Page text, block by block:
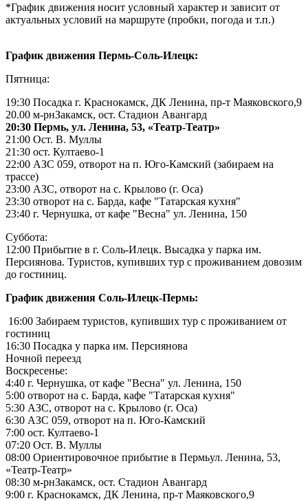
*График движения носит условный характер и зависит от
актуальных условий на маршруте (пробки, погода и т.п.)
График движения Пермь-Соль-Илецк:
Пятница:
19:30 Посадка г. Краснокамск, ДК Ленина, пр-т Маяковского,9
20.00 м-рнЗакамск, ост. Стадион Авангард
20:30 Пермь, ул. Ленина, 53, «Театр-Театр»
21:00 Ост. В. Муллы
21:30 ост. Култаево-1
22:00 АЗС 059, отворот на п. Юго-Камский (забираем на
трассе)
23:00 АЗС, отворот на с. Крылово (г. Оса)
23:30 отворот на с. Барда, кафе "Татарская кухня"
23:40 г. Чернушка, от кафе "Весна" ул. Ленина, 150
Суббота:
12:00 Прибытие в г. Соль-Илецк. Высадка у парка им.
Персиянова. Туристов, купивших тур с проживанием довозим
до гостиниц.
График движения Соль-Илецк-Пермь:
16:00 Забираем туристов, купивших тур с проживанием от
гостиниц
16:30 Посадка у парка им. Персиянова
Ночной переезд
Воскресенье:
4:40 г. Чернушка, от кафе "Весна" ул. Ленина, 150
5:00 отворот на с. Барда, кафе "Татарская кухня"
5:30 АЗС, отворот на с. Крылово (г. Оса)
6:30 АЗС 059, отворот на п. Юго-Камский
7:00 ост. Култаево-1
07:20 Ост. В. Муллы
08:00 Ориентировочное прибытие в Пермьул. Ленина, 53,
«Театр-Театр»
08:30 м-рнЗакамск, ост. Стадион Авангард
9:00 г. Краснокамск, ДК Ленина, пр-т Маяковского,9